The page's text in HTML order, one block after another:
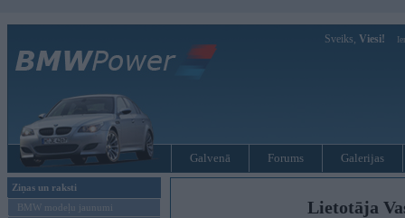
Sveiks, Viesi!
Galvenā Forums Galerijas
Ziņas un raksti
BMW modeļu jaunumi
Lietotāja